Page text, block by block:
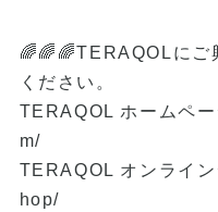
🌈🌈🌈TERAQOLにご
ください。
TERAQOL ホームペ
m/
TERAQOL オンライ
hop/